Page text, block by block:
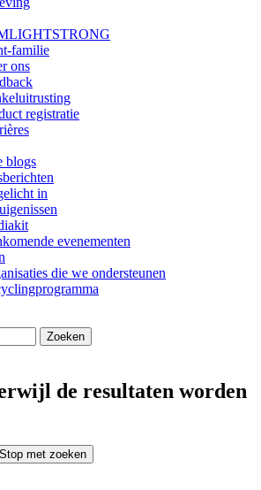
familie
ons
registratie
blogs
in
evenementen
die we ondersteunen
de resultaten worden
Stop met zoeken